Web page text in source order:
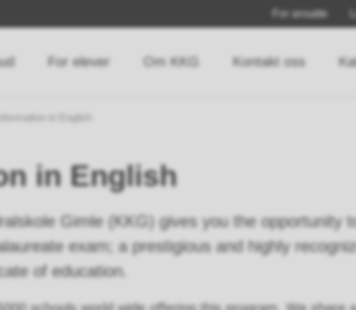
For ansatte
For elever Om KKG Kontakt oss
Information in English
in English
Gimle (KKG) gives you the opportunity
exam; a prestigious and highly
of education.